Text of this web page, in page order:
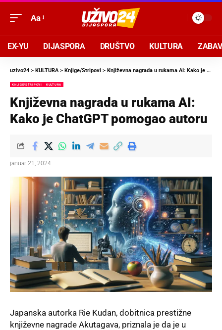
Aa
EX-YU DIJASPORA DRUŠTVO KULTURA
uzivo24 > KULTURA> Knjige/Stripovi > Književna nagrada u rukama AI: Kako je ChatGPT pomogao autoru
KNJIGE/STRIPOVI KULTURA
Književna nagrada u rukama AI:
Kako je ChatGPT pomogao autoru
januar 21, 2024
Japanska autorka Rie Kudan, dobitnica prestižne
književne nagrade Akutagava, priznala je da je u